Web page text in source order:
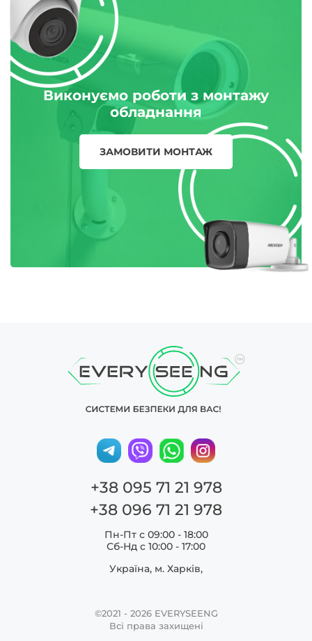
Виконуємо роботи з монтажу
обладнання
ЗАМОВИТИ МОНТАЖ
+38 095 71 21 978
+38 096 71 21 978
Пн-Пт с 09:00 - 18:00
Сб-Нд c 10:00 - 17:00
Україна, м. Харків,
©2021 - 2026 EVERYSEENG
Всі права захищені